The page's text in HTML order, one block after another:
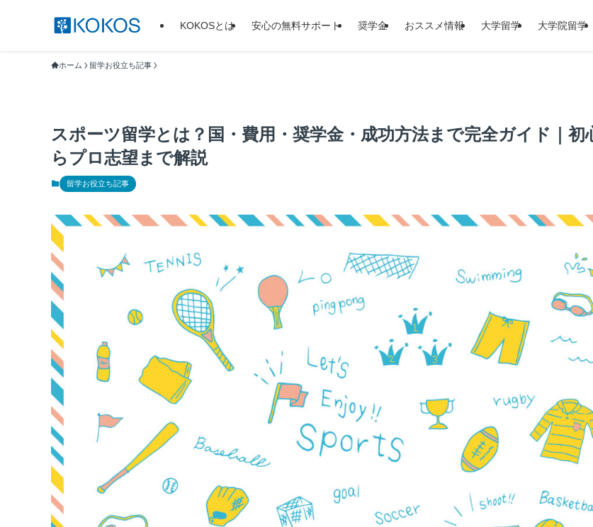
KOKOSとは 安心の無料サポート 奨学金 おススメ情報 大学留学 大学院留学
ホーム 留学お役立ち記事
スポーツ留学とは？国・費用・奨学金・成功方法まで完全ガイド｜初
らプロ志望まで解説
留学お役立ち記事